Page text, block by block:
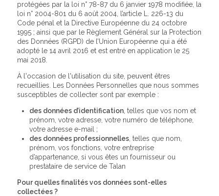
protégées par la loi n° 78-87 du 6 janvier 1978 modifiée, la
loi n° 2004-801 du 6 août 2004, l’article L. 226-13 du
Code pénal et la Directive Européenne du 24 octobre
1995 ; ainsi que par le Règlement Général sur la Protection
des Données (RGPD) de l’Union Européenne qui a été
adopté le 14 avril 2016 et est entré en application le 25
mai 2018.
À l'occasion de l'utilisation du site, peuvent êtres
recueillies. Les Données Personnelles que nous sommes
susceptibles de collecter sont par exemple :
des données d’identification, telles que vos nom et
prénom, votre adresse, votre numéro de téléphone,
votre adresse e-mail ;
des données professionnelles, telles que nom,
prénom, vos fonctions, votre entreprise
d’appartenance, si vous êtes un fournisseur ou
prestataire de service de Talan
Pour quelles finalités vos données sont-elles
collectées ?